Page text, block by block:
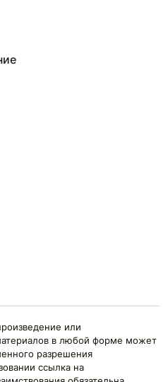
или
в любой форме может
разрешения
ссылка на